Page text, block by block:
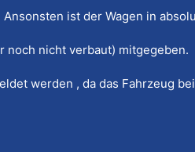
ist der Wagen in
noch nicht verbaut) mitgegeben.
werden , da das Fahrzeug